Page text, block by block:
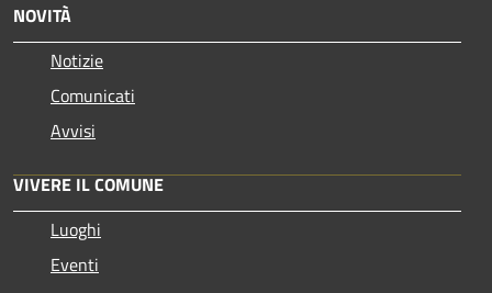
NOVITÀ
Notizie
Comunicati
Avvisi
VIVERE IL COMUNE
Luoghi
Eventi